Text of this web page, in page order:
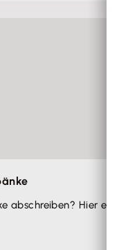
abschreiben? Hier